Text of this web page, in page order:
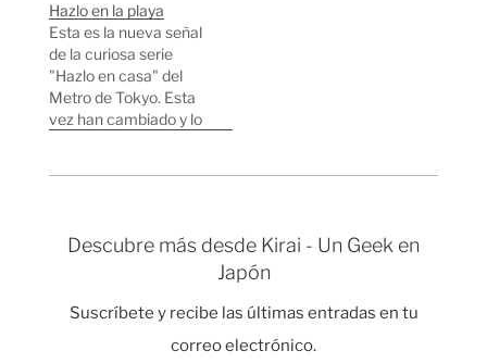
rápido del mundo
corriendo a cuatro
patas, posee el récord
guiness que lo
consiguió corriendo
100 metros en 18,58
con ganas de…
Hazlo en la playa
Esta es la nueva señal
de la curiosa serie
"Hazlo en casa" del
Metro de Tokyo. Esta
vez han cambiado y lo
que corre para poder
Descubre más desde Kirai - Un Geek en
Japón
Suscríbete y recibe las últimas entradas en tu
correo electrónico.